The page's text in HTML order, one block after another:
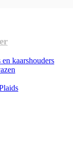
kaarshouders